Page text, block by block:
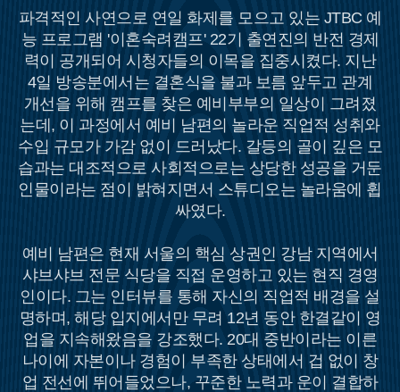
파격적인 사연으로 연일 화제를 모으고 있는 JTBC 예
능 프로그램 '이혼숙려캠프' 22기 출연진의 반전 경제
력이 공개되어 시청자들의 이목을 집중시켰다. 지난
4일 방송분에서는 결혼식을 불과 보름 앞두고 관계
개선을 위해 캠프를 찾은 예비부부의 일상이 그려졌
는데, 이 과정에서 예비 남편의 놀라운 직업적 성취와
수입 규모가 가감 없이 드러났다. 갈등의 골이 깊은 모
습과는 대조적으로 사회적으로는 상당한 성공을 거둔
인물이라는 점이 밝혀지면서 스튜디오는 놀라움에 휩
싸였다.
예비 남편은 현재 서울의 핵심 상권인 강남 지역에서
샤브샤브 전문 식당을 직접 운영하고 있는 현직 경영
인이다. 그는 인터뷰를 통해 자신의 직업적 배경을 설
명하며, 해당 입지에서만 무려 12년 동안 한결같이 영
업을 지속해왔음을 강조했다. 20대 중반이라는 이른
나이에 자본이나 경험이 부족한 상태에서 겁 없이 창
업 전선에 뛰어들었으나, 꾸준한 노력과 운이 결합하